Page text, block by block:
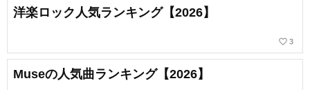
洋楽ロック人気ランキング【2026】
favorite_border 3
Museの人気曲ランキング【2026】